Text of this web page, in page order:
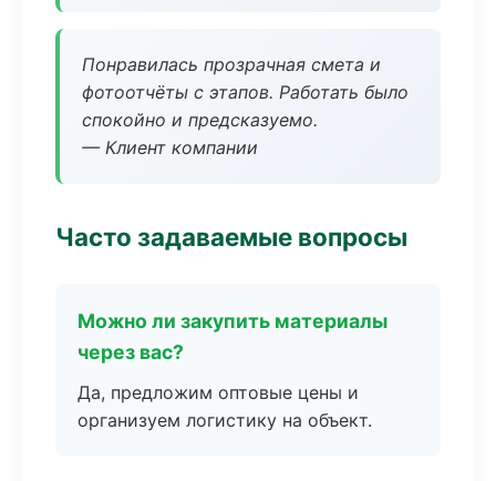
Понравилась прозрачная смета и
фотоотчёты с этапов. Работать было
спокойно и предсказуемо.
— Клиент компании
Часто задаваемые вопросы
Можно ли закупить материалы
через вас?
Да, предложим оптовые цены и
организуем логистику на объект.